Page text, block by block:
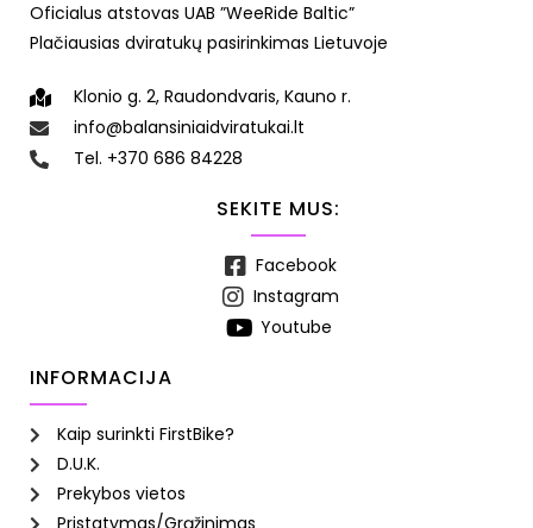
Oficialus atstovas UAB ”WeeRide Baltic”
Plačiausias dviratukų pasirinkimas Lietuvoje
Klonio g. 2, Raudondvaris, Kauno r.
info@balansiniaidviratukai.lt
Tel. +370 686 84228
SEKITE MUS:
Facebook
Instagram
Youtube
INFORMACIJA
Kaip surinkti FirstBike?
D.U.K.
Prekybos vietos